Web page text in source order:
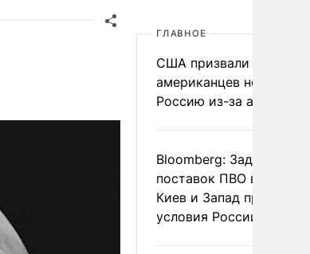
ГЛАВНОЕ
США призвали
американцев не
Россию из-за атак ВСУ
Bloomberg: Задержка
поставок ПВО вынудит
Киев и Запад принять
условия России